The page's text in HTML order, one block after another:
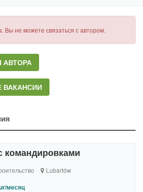
Вы не можете связаться с автором.
АВТОРА
ВАКАНСИИ
командировками
Lubartów
месяц